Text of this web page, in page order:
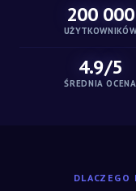
200 000
4.9/5
ŚREDNIA OCENA
DLACZEGO